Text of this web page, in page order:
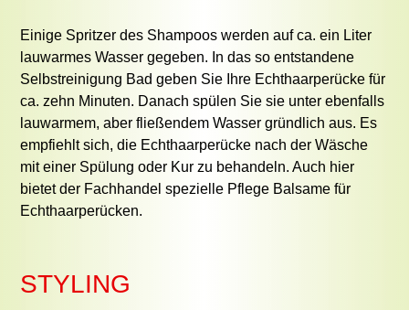
Einige Spritzer des Shampoos werden auf ca. ein Liter
lauwarmes Wasser gegeben. In das so entstandene
Selbstreinigung Bad geben Sie Ihre Echthaarperücke für
ca. zehn Minuten. Danach spülen Sie sie unter ebenfalls
lauwarmem, aber fließendem Wasser gründlich aus. Es
empfiehlt sich, die Echthaarperücke nach der Wäsche
mit einer Spülung oder Kur zu behandeln. Auch hier
bietet der Fachhandel spezielle Pflege Balsame für
Echthaarperücken.
STYLING